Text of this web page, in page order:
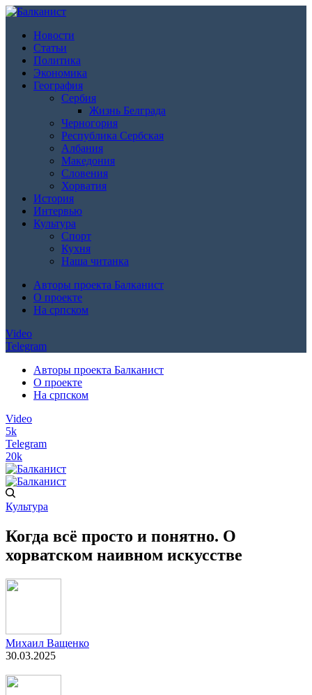
Новости
Статьи
Политика
Экономика
География
Сербия
Жизнь Белграда
Черногория
Республика Сербская
Албания
Македония
Словения
Хорватия
История
Интервью
Культура
Спорт
Кухня
Наша читанка
Авторы проекта Балканист
О проекте
На српском
Video
Telegram
Авторы проекта Балканист
О проекте
На српском
Video
5k
Telegram
20k
Культура
Когда всё просто и понятно. О
хорватском наивном искусстве
Михаил Ващенко
30.03.2025